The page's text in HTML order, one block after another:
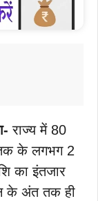
राज्य में 80
के लगभग 2
का इंतजार
के अंत तक ही